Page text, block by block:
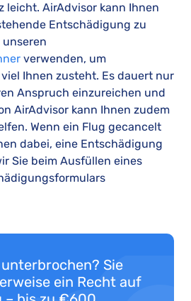
leicht. AirAdvisor kann Ihnen
Entschädigung zu
unseren
verwenden, um
Ihnen zusteht. Es dauert nur
Anspruch einzureichen und
AirAdvisor kann Ihnen zudem
Wenn ein Flug gecancelt
dabei, eine Entschädigung
Sie beim Ausfüllen eines
Sie
ein Recht auf